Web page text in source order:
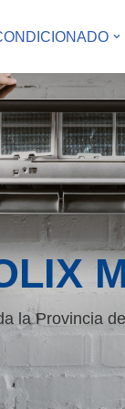
la Provincia